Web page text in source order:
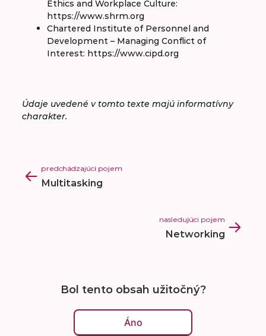
Ethics and Workplace Culture:
https://www.shrm.org
Chartered Institute of Personnel and
Development – Managing Conflict of
Interest: https://www.cipd.org
Údaje uvedené v tomto texte majú informatívny
charakter.
predchádzajúci pojem
Multitasking
nasledujúci pojem
Networking
Bol tento obsah užitočný?
Áno